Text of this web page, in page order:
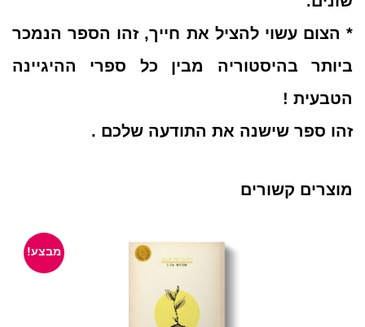
* הצום עשוי להציל את חייך, זהו הספר הנמכר
ביותר בהיסטוריה מבין כל ספרי ההיגיינה
הטבעית !
זהו ספר שישנה את התודעה שלכם .
מוצרים קשורים
מבצע!